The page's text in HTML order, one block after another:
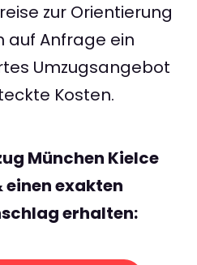
zur Orientierung
auf Anfrage ein
Umzugsangebot
Kosten.
München Kielce
exakten
erhalten: